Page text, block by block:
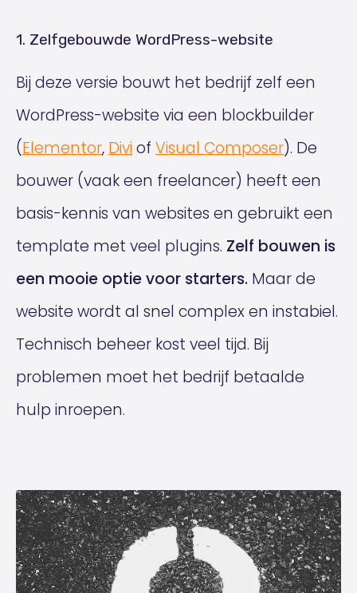
1. Zelfgebouwde WordPress-website
Bij deze versie bouwt het bedrijf zelf een
WordPress-website via een blockbuilder
(Elementor,Diviof Visual Composer). De
bouwer (vaak een freelancer) heeft een
basis-kennis van websites en gebruikt een
template met veel plugins. Zelf bouwen is
een mooie optie voor starters. Maar de
website wordt al snel complex en instabiel.
Technisch beheer kost veel tijd. Bij
problemen moet het bedrijf betaalde
hulp inroepen.